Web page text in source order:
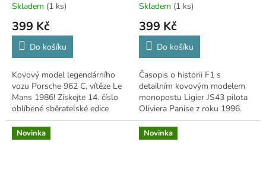
Skladem (1 ks)
399 Kč
Do košíku
Kovový model legendárního
vozu Porsche 962 C, vítěze Le
Mans 1986! Získejte 14. číslo
oblíbené sběratelské edice
Porsche Racing Collection.
Skladem (1 ks)
399 Kč
Do košíku
Časopis o historii F1 s
detailním kovovým modelem
monopostu Ligier JS43 pilota
Oliviera Panise z roku 1996.
Pro sběratele.
Novinka Novinka